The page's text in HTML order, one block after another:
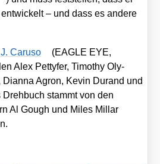
– und dass es ande­re
Caru­so
(EAGLE EYE,
Alex Pet­ty­fer, Timo­thy Oly­
Dian­na Agron, Kevin Durand und
stammt von den
Al Gough und Miles Mil­lar